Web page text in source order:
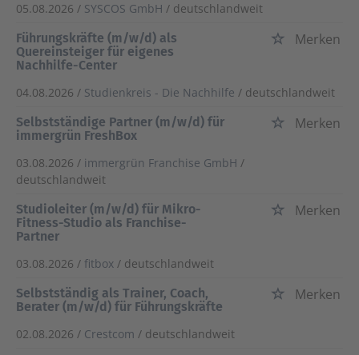
05.08.2026 / SYSCOS GmbH / deutschlandweit
Führungskräfte (m/w/d) als
Quereinsteiger für eigenes
Nachhilfe-Center
Merken
04.08.2026 / Studienkreis - Die Nachhilfe / deutschlandweit
Selbstständige Partner (m/w/d) für
immergrün FreshBox
Merken
03.08.2026 / immergrün Franchise GmbH /
deutschlandweit
Studioleiter (m/w/d) für Mikro-
Fitness-Studio als Franchise-
Partner
Merken
03.08.2026 / fitbox / deutschlandweit
Selbstständig als Trainer, Coach,
Berater (m/w/d) für Führungskräfte
Merken
02.08.2026 / Crestcom / deutschlandweit